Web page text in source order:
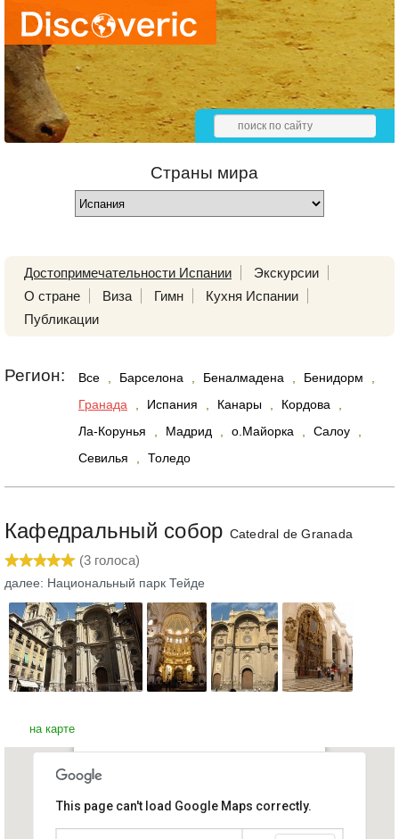
Страны мира
Достопримечательности Испании
Экскурсии
О стране
Виза Гимн
Кухня Испании
Публикации
Регион: Все Барселона Беналмадена Бенидорм
Гранада
Испания Канары Кордова
Ла-Корунья
Мадрид о.Майорка Салоу
Севилья
Толедо
Кафедральный собор Catedral de Granada
(3 голоса)
далее: Национальный парк Тейде
на карте
Испания, Гранада
This page can't load Google Maps correctly.